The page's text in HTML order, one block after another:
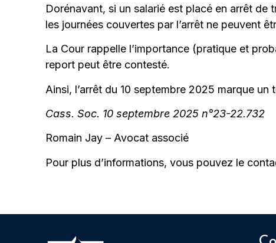
Dorénavant, si un salarié est placé en arrêt de
les journées couvertes par l’arrêt ne peuvent
La Cour rappelle l’importance (pratique et
report peut être contesté.
Ainsi, l’arrêt du 10 septembre 2025 marque
Cass. Soc. 10 septembre 2025 n°23-22.732
Romain Jay – Avocat associé
Pour plus d’informations, vous pouvez le